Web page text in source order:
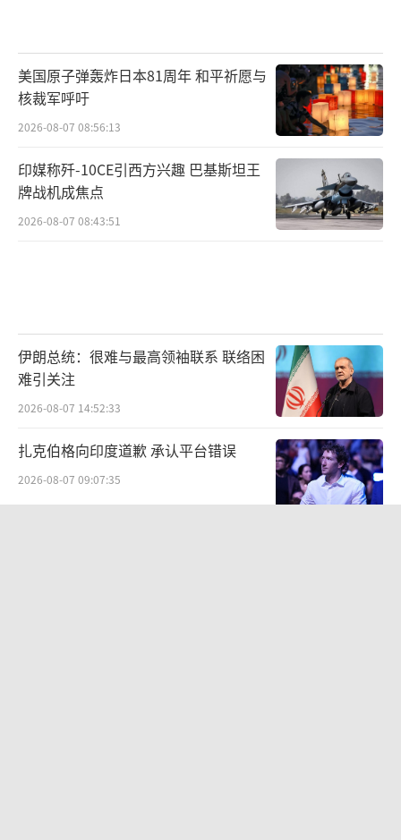
美国原子弹轰炸日本81周年 和平祈愿与
核裁军呼吁
2026-08-07 08:56:13
印媒称歼-10CE引西方兴趣 巴基斯坦王
牌战机成焦点
2026-08-07 08:43:51
伊朗总统：很难与最高领袖联系 联络困
难引关注
2026-08-07 14:52:33
扎克伯格向印度道歉 承认平台错误
2026-08-07 09:07:35